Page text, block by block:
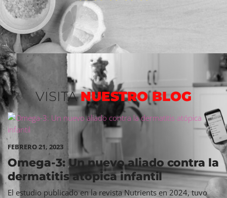
VISITA NUESTRO BLOG
FEBRERO 21, 2023
Omega-3: Un nuevo aliado contra la
dermatitis atópica infantil
El estudio publicado en la revista Nutrients en 2024, tuvo